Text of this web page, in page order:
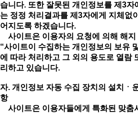
습니다. 또한 잘못된 개인정보를 제3자
는 정정 처리결과를 제3자에게 지체없
어지도록 하겠습니다.
사이트은 이용자의 요청에 의해 해지
“사이트이 수집하는 개인정보의 보유
에 따라 처리하고 그 외의 용도로 열람
리하고 있습니다.
자. 개인정보 자동 수집 장치의 설치ㆍ
항
사이트은 이용자들에게 특화된 맞춤